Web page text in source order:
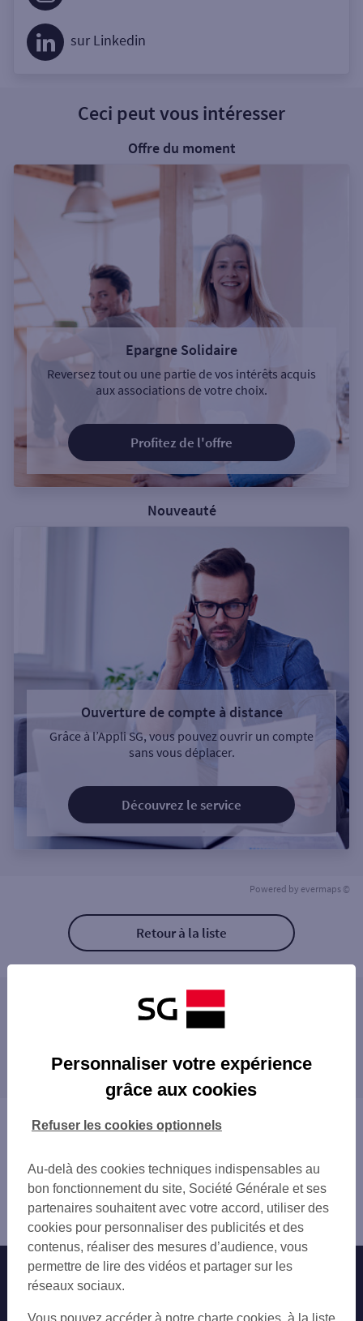
sur Linkedin
Ceci peut vous intéresser
Offre du moment
Epargne Solidaire
Reversez tout ou une partie de vos intérêts acquis
aux associations de votre choix.
Profitez de l'offre
Nouveauté
Ouverture de compte à distance
Grâce à l’Appli SG, vous pouvez ouvrir un compte
sans vous déplacer.
Découvrez le service
Powered by evermaps ©
Retour à la liste
Les distributeurs/automates à proximité
GRANVILLE 76 RUE COURAYE
YQUELON 247 ROUTE DE VILLEDIEU
ST PAIR SUR MER 15 PL DU GAL DE GAU
BREHAL 2 RUE GUY MOQUET
LA HAYE PESNEL 29 RUE DE LA LIBERAT
GAVRAY 18 RUE DE LA LIBERATION
AVRANCHES
AVRANCHES 1 PL GEORGES SCELLE
proximité
Vous êtes ici : Accueil
Granville
Distributeur/automate GRANVILLE
Nos engagements Nous contacter
Autres sites SG
Personnaliser votre expérience
grâce aux cookies
Au-delà des cookies techniques indispensables au
bon fonctionnement du site, Société Générale et ses
partenaires souhaitent avec votre accord, utiliser des
cookies pour personnaliser des publicités et des
contenus, réaliser des mesures d’audience, vous
permettre de lire des vidéos et partager sur les
réseaux sociaux.
Vous pouvez accéder à notre charte cookies, à la liste
Refuser les cookies optionnels